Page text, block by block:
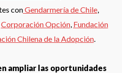
conGendarmería de Chile,
Corporación Opción, Fundación
Chilena de la Adopción.
ampliar las oportunidades